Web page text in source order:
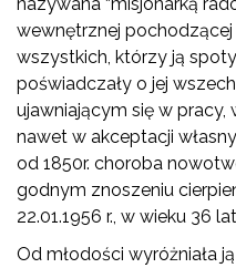
nazywana “misjonarką
wewnętrznej pochodzącej
wszystkich, którzy ją
poświadczały o jej
ujawniającym się w pracy,
nawet w akceptacji
od 1850r. choroba
godnym znoszeniu
22.01.1956 r., w wieku 36
Od młodości wyróżniała